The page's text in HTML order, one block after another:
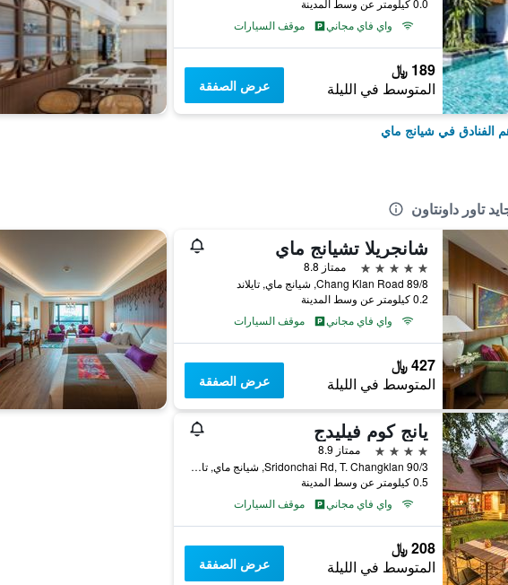
0.0 كيلومتر عن وسط المدينة
واي فاي مجاني
موقف السيارات
189 ﷼
المتوسط في الليلة عرض الصفقة
الفنادق في شيانج ماي
تاور داونتاون
شانجريلا تشيانج ماي
5 نجوم
ممتاز 8.8
89/8 Chang Klan Road, شيانج ماي, تايلاند
0.2 كيلومتر عن وسط المدينة
واي فاي مجاني
موقف السيارات
427 ﷼
المتوسط في الليلة عرض الصفقة
يانج كوم فيليدج
4 نجوم
ممتاز 8.9
90/3 Sridonchai Rd, T. Changklan, شيانج ماي, تايلاند
0.5 كيلومتر عن وسط المدينة
واي فاي مجاني
موقف السيارات
208 ﷼
المتوسط في الليلة عرض الصفقة